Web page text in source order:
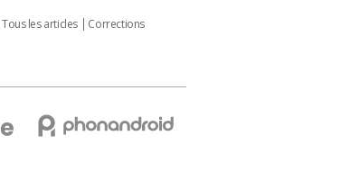
Tous les articles
Corrections